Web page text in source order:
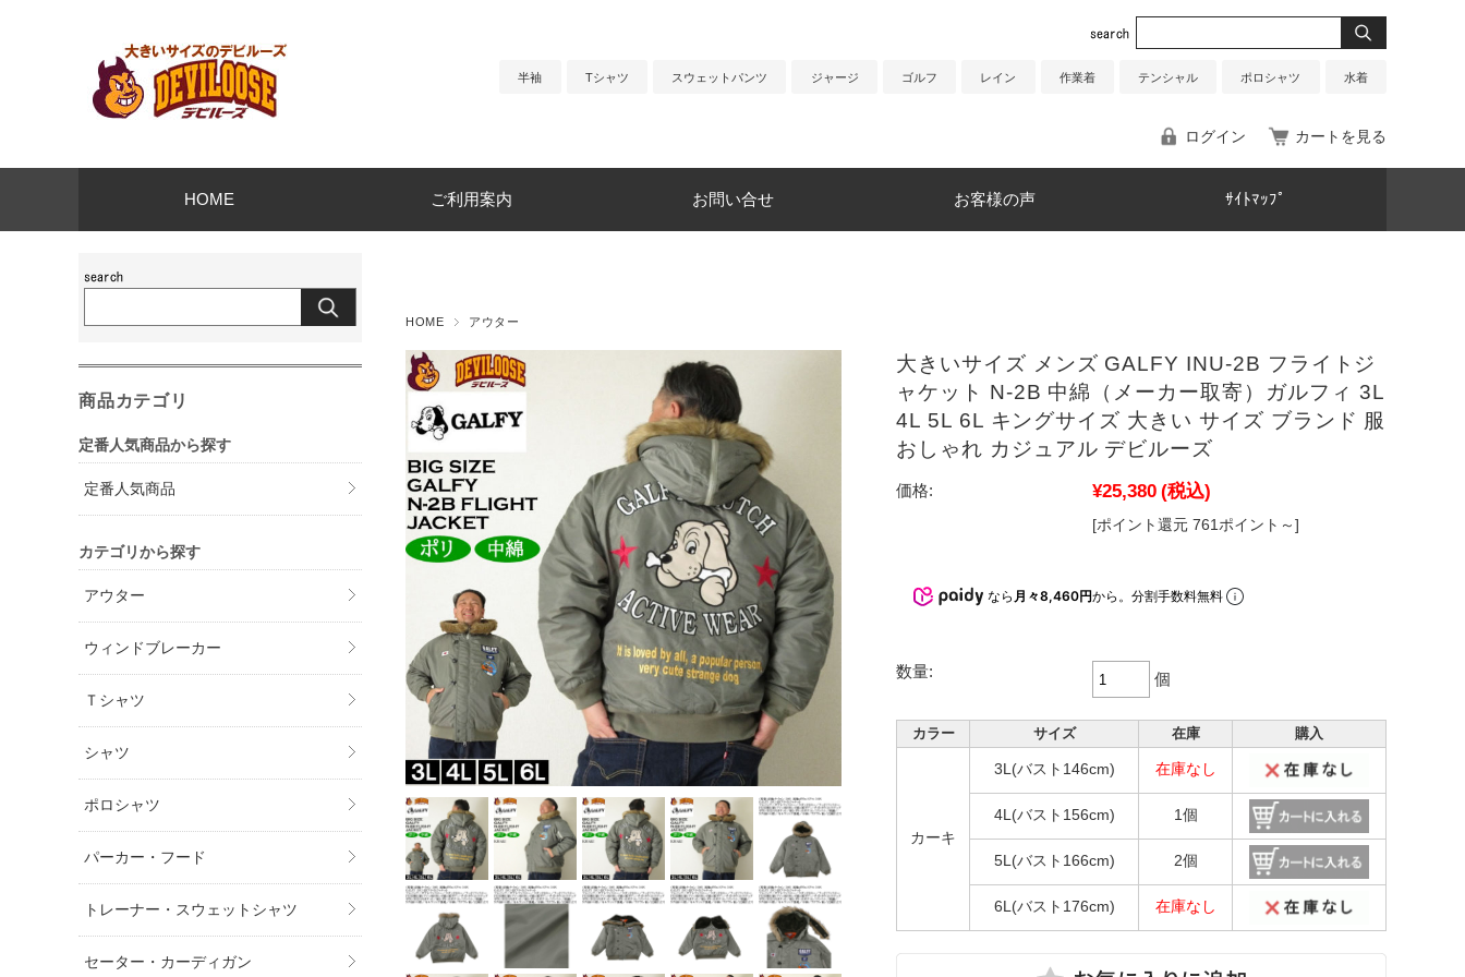
半袖 Tシャツ スウェットパンツ ジャージ ゴルフ レイン 作業着 テンシャル ポロシャツ 水着
ログイン カートを見る
HOME ご利用案内 お問い合せ お客様の声 ｻｲﾄﾏｯﾌﾟ
HOME アウター
大きいサイズ メンズ GALFY INU-2B フライトジ
ャケット N-2B 中綿（メーカー取寄）ガルフィ 3L
4L 5L 6L キングサイズ 大きい サイズ ブランド 服
おしゃれ カジュアル デビルーズ
価格: ¥25,380 (税込)
[ポイント還元 761ポイント～]
なら 月々8,460円から。分割手数料無料
数量: 個
カラー サイズ 在庫 購入
カーキ
3L(バスト146cm) 在庫なし
4L(バスト156cm) 1個
5L(バスト166cm) 2個
6L(バスト176cm) 在庫なし
商品カテゴリ
定番人気商品から探す
定番人気商品
カテゴリから探す
アウター
ウィンドブレーカー
Ｔシャツ
シャツ
ポロシャツ
パーカー・フード
トレーナー・スウェットシャツ
セーター・カーディガン